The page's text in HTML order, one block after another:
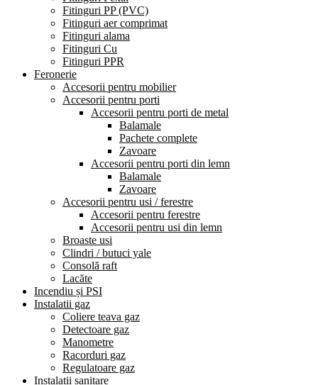
Fitinguri PP (PVC)
Fitinguri aer comprimat
Fitinguri alama
Fitinguri Cu
Fitinguri PPR
Feronerie
Accesorii pentru mobilier
Accesorii pentru porti
Accesorii pentru porti de metal
Balamale
Pachete complete
Zavoare
Accesorii pentru porti din lemn
Balamale
Zavoare
Accesorii pentru usi / ferestre
Accesorii pentru ferestre
Accesorii pentru usi din lemn
Broaste usi
Clindri / butuci yale
Consolă raft
Lacăte
Incendiu și PSI
Instalatii gaz
Coliere teava gaz
Detectoare gaz
Manometre
Racorduri gaz
Regulatoare gaz
Instalații sanitare